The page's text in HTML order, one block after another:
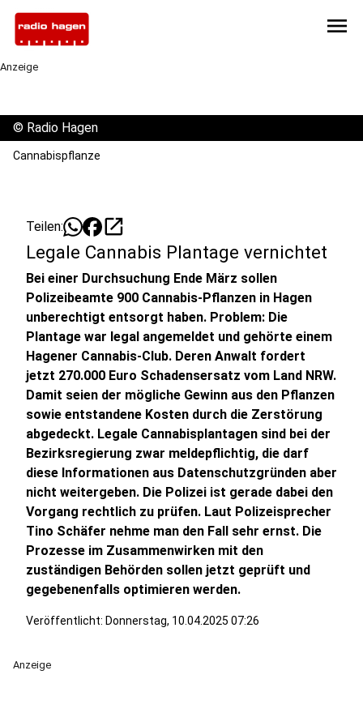
menu
Anzeige
© Radio Hagen
Cannabispflanze
Teilen: open_in_new
Legale Cannabis Plantage vernichtet
Bei einer Durchsuchung Ende März sollen
Polizeibeamte 900 Cannabis-Pflanzen in Hagen
unberechtigt entsorgt haben. Problem: Die
Plantage war legal angemeldet und gehörte einem
Hagener Cannabis-Club. Deren Anwalt fordert
jetzt 270.000 Euro Schadensersatz vom Land NRW.
Damit seien der mögliche Gewinn aus den Pflanzen
sowie entstandene Kosten durch die Zerstörung
abgedeckt. Legale Cannabisplantagen sind bei der
Bezirksregierung zwar meldepflichtig, die darf
diese Informationen aus Datenschutzgründen aber
nicht weitergeben. Die Polizei ist gerade dabei den
Vorgang rechtlich zu prüfen. Laut Polizeisprecher
Tino Schäfer nehme man den Fall sehr ernst. Die
Prozesse im Zusammenwirken mit den
zuständigen Behörden sollen jetzt geprüft und
gegebenenfalls optimieren werden.
Veröffentlicht: Donnerstag, 10.04.2025 07:26
Anzeige